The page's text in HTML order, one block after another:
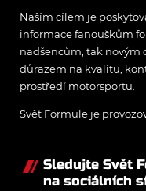
Naším cílem je
informace fanouškům
nadšencům, tak novým
důrazem na kvalitu,
prostředí motorsportu.
Svět Formule je
Sledujte Svět
na sociálních